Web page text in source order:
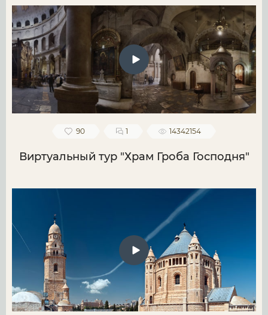
90 1 14342154
Виртуальный тур "Храм Гроба Господня"